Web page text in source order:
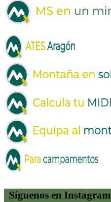
Síguenos en Instagram